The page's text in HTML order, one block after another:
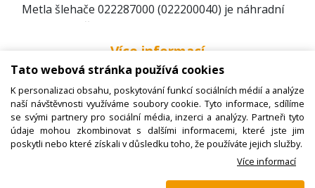
Tato webová stránka používá cookies
K personalizaci obsahu, poskytování funkcí sociálních médií a analýze
naší návštěvnosti využíváme soubory cookie. Tyto informace, sdílíme
se svými partnery pro sociální média, inzerci a analýzy. Partneři tyto
údaje mohou zkombinovat s dalšími informacemi, které jste jim
poskytli nebo které získali v důsledku toho, že používáte jejich služby.
Více informací
Metla šlehače 022287000 (022200040) je náhradní
díl na kuchyňský robot Eta 0010.
K robotům Eta 0010 nabízíme široký sortiment
nádoby a jejich víka, vložky nožové či metly šlehače.
Některé náhradní díly jsou záměné i pro roboty Eta
0012, 0011 či robot 0022.
Více informací
PŘÍSLUŠENSTVÍ